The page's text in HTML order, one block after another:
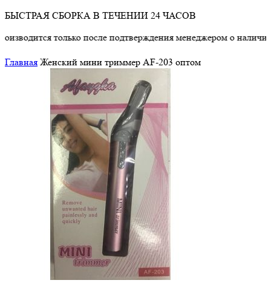
БЫСТРАЯ СБОРКА В ТЕЧЕНИИ 24 ЧАСОВ
только после подтверждения менеджером о наличии
Главная Женский мини триммер AF-203 оптом